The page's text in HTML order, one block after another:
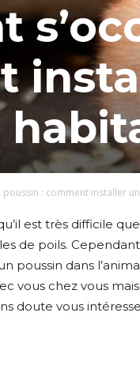
: comment installer
est très difficile
de poils.
poussin dans
vous chez vous
doute vous